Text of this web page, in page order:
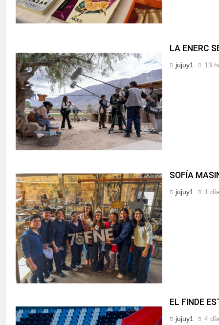
LA ENERC
jujuy1 13
SOFÍA
jujuy1 1
EL FINDE
jujuy1 4